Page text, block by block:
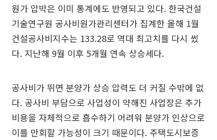
원가 압박은 이미 통계에도 반영되고 있다. 한국건설
기술연구원 공사비원가관리센터가 집계한 올해 1월
건설공사비지수는 133.28로 역대 최고치를 다시 썼
다. 지난해 9월 이후 5개월 연속 상승세다.
공사비가 뛰면 분양가 상승 압력도 더 커질 수밖에 없
다. 공사비 부담으로 사업성이 약해진 사업장은 추가
비용을 자체적으로 흡수하기 어려워 분양가 인상으로
이를 만회할 가능성이 크기 때문이다. 주택도시보증